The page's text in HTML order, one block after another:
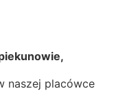
naszej placówce